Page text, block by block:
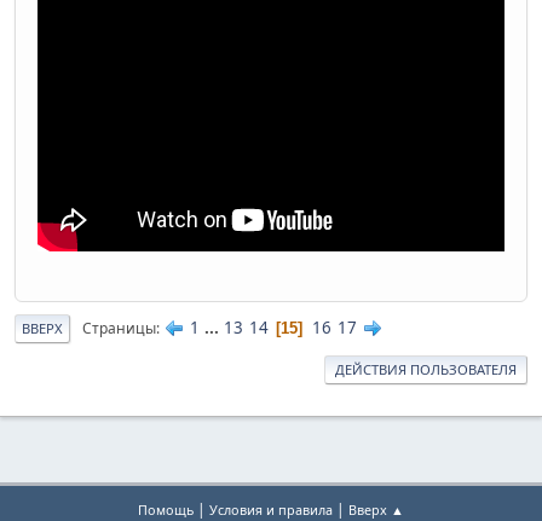
ВВЕРХ Страницы 1 ... 13 14 15 16 17
ДЕЙСТВИЯ ПОЛЬЗОВАТЕЛЯ
Помощь | Условия и правила | Вверх ▲